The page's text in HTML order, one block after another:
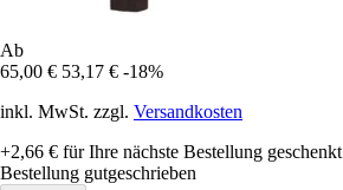
Ab
65,00 € 53,17 € -18%
inkl. MwSt. zzgl. Versandkosten
+2,66 € für Ihre nächste Bestellung geschenkt
Bestellung gutgeschrieben